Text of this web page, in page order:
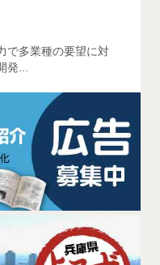
で多業種の要望に対
発...